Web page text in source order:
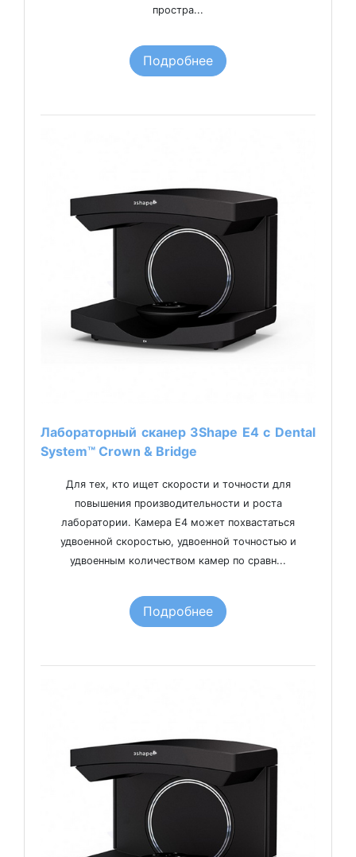
простра...
Подробнее
Лабораторный сканер 3Shape Е4 с Dental
System™ Crown & Bridge
Для тех, кто ищет скорости и точности для
повышения производительности и роста
лаборатории. Камера E4 может похвастаться
удвоенной скоростью, удвоенной точностью и
удвоенным количеством камер по сравн...
Подробнее